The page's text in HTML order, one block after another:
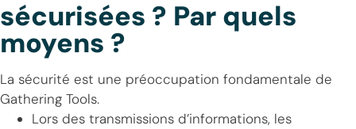
sécurisées ? Par quels
moyens ?
La sécurité est une préoccupation fondamentale de
Gathering Tools.
Lors des transmissions d’informations, les